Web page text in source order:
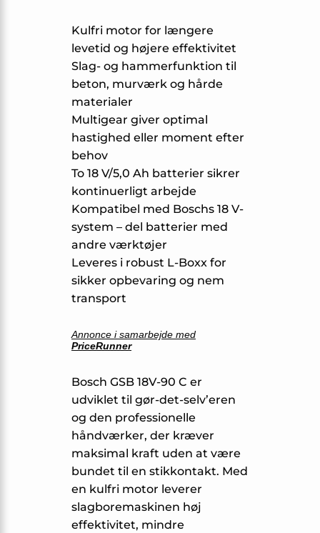
Kulfri motor for længere
levetid og højere effektivitet
Slag- og hammerfunktion til
beton, murværk og hårde
materialer
Multigear giver optimal
hastighed eller moment efter
behov
To 18 V/5,0 Ah batterier sikrer
kontinuerligt arbejde
Kompatibel med Boschs 18 V-
system – del batterier med
andre værktøjer
Leveres i robust L-Boxx for
sikker opbevaring og nem
transport
Annonce i samarbejde med
PriceRunner
Bosch GSB 18V-90 C er
udviklet til gør-det-selv’eren
og den professionelle
håndværker, der kræver
maksimal kraft uden at være
bundet til en stikkontakt. Med
en kulfri motor leverer
slagboremaskinen høj
effektivitet, mindre